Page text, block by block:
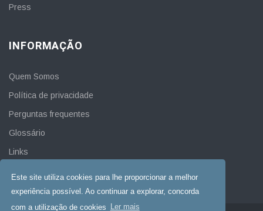
Este site utiliza cookies para lhe proporcionar a melhor
experiência possível. Ao continuar a explorar, concorda
com a utilização de cookies
Ler mais
Press
INFORMAÇÃO
Quem Somos
Política de privacidade
Perguntas frequentes
Glossário
Links